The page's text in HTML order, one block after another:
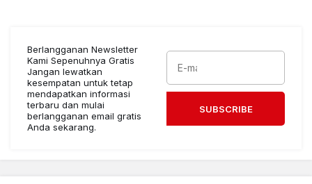
Berlangganan Newsletter
Kami Sepenuhnya Gratis
Jangan lewatkan
kesempatan untuk tetap
mendapatkan informasi
terbaru dan mulai
berlangganan email gratis
Anda sekarang.
SUBSCRIBE